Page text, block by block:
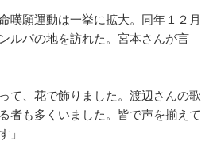
嘆願運動は一挙に拡大。同年１２月
ルパの地を訪れた。宮本さんが言
て、花で飾りました。渡辺さんの歌
者も多くいました。皆で声を揃えて
す」